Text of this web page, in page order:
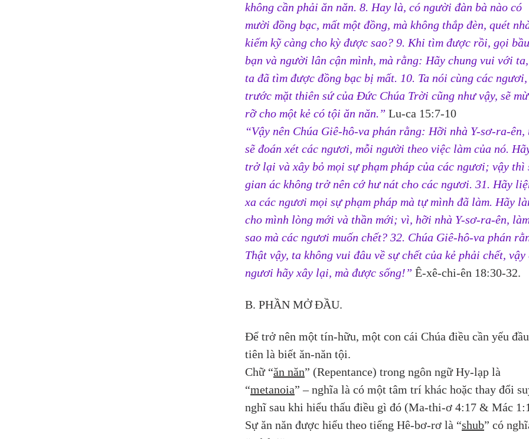
không cần phải ăn năn. 8. Hay là, có người đàn bà nào có
mười đồng bạc, mất một đồng, mà không thắp đèn, quét
kiếm kỹ càng cho kỳ được sao? 9. Khi tìm được rồi, gọi
bạn và người lân cận mình, mà rằng: Hãy chung vui với
ta đã tìm được đồng bạc bị mất. 10. Ta nói cùng các
trước mặt thiên sứ của Đức Chúa Trời cũng như vậy, sẽ
rỡ cho một kẻ có tội ăn năn.” Lu-ca 15:7-10
“Vậy nên Chúa Giê-hô-va phán rằng: Hỡi nhà Y-sơ-ra-
sẽ đoán xét các ngươi, mỗi người theo việc làm của nó.
trở lại và xây bỏ mọi sự phạm pháp của các ngươi; vậy
gian ác không trở nên cớ hư nát cho các ngươi. 31. Hãy
xa các ngươi mọi sự phạm pháp mà tự mình đã làm. Hãy
cho mình lòng mới và thần mới; vì, hỡi nhà Y-sơ-ra-ên,
sao mà các ngươi muốn chết? 32. Chúa Giê-hô-va phán
Thật vậy, ta không vui đâu về sự chết của kẻ phải chết,
ngươi hãy xây lại, mà được sống!” Ê-xê-chi-ên 18:30-32.
B. PHẦN MỞ ĐẦU.
Để trở nên một tín-hữu, một con cái Chúa điều cần yếu
tiên là biết ăn-năn tội.
Chữ “ăn năn” (Repentance) trong ngôn ngữ Hy-lạp là
“metanoia” – nghĩa là có một tâm trí khác hoặc thay đổi
nghĩ sau khi hiểu thấu điều gì đó (Ma-thi-ơ 4:17 & Mác
Sự ăn năn được hiểu theo tiếng Hê-bơ-rơ là “shub” có